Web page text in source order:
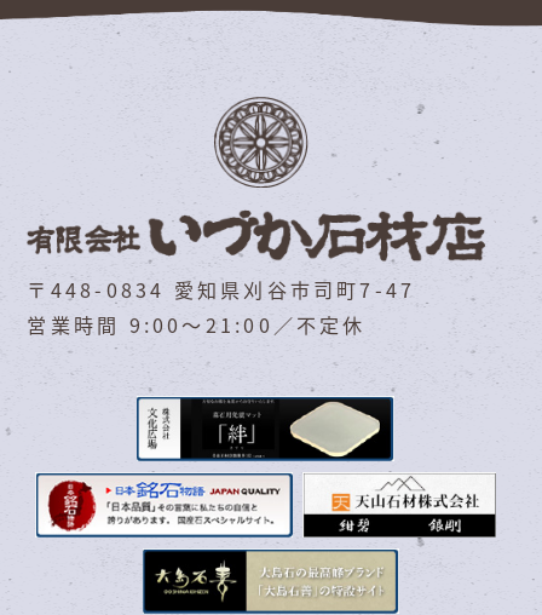
〒448-0834 愛知県刈谷市司町7-47
営業時間 9:00～21:00／不定休